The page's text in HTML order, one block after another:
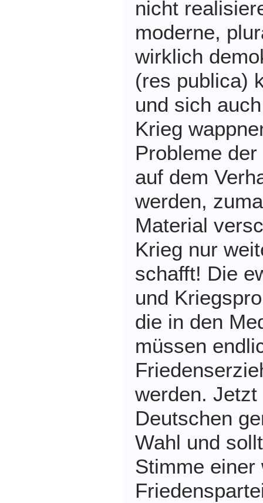
nicht
moderne,
wirklich
(res publica)
und sich
Krieg
Probleme
auf dem
werden,
Material
Krieg nur
schafft! Die
und
die in den
müssen
werden.
Deutschen
Wahl und
Stimme einer